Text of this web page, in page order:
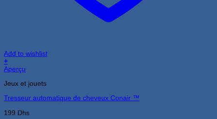
Add to wishlist
+
Aperçu
Jeux et jouets
Tresseur automatique de cheveux Conair ™
199 Dhs